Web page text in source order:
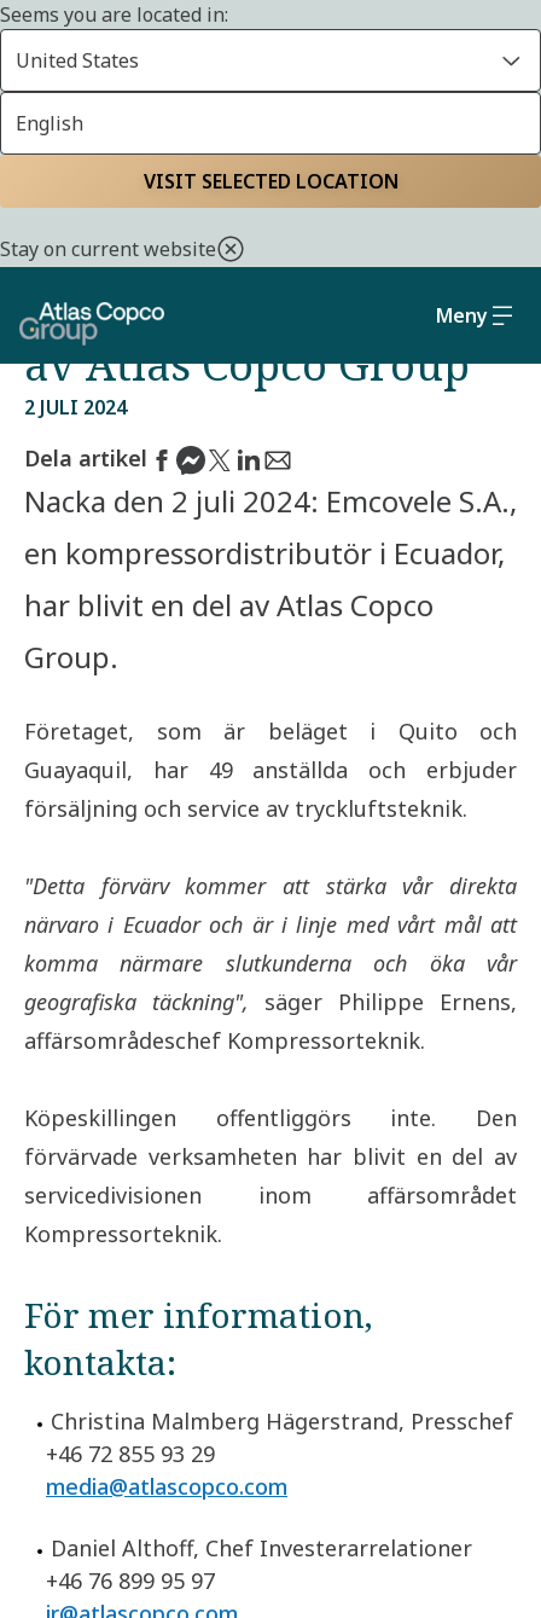
Seems you are located in:
United States
English
VISIT SELECTED LOCATION
Stay on current website
Meny
Kompressordistributör
i Ecuador har blivit del
av Atlas Copco Group
2 JULI 2024
Dela artikel
Nacka den 2 juli 2024: Emcovele S.A.,
en kompressordistributör i Ecuador,
har blivit en del av Atlas Copco
Group.
Företaget, som är beläget i Quito och
Guayaquil, har 49 anställda och erbjuder
försäljning och service av tryckluftsteknik.
"Detta förvärv kommer att stärka vår direkta
närvaro i Ecuador och är i linje med vårt mål att
komma närmare slutkunderna och öka vår
geografiska täckning", säger Philippe Ernens,
affärsområdeschef Kompressorteknik.
Köpeskillingen offentliggörs inte. Den
förvärvade verksamheten har blivit en del av
servicedivisionen inom affärsområdet
Kompressorteknik.
För mer information,
kontakta:
Christina Malmberg Hägerstrand, Presschef
+46 72 855 93 29
media@atlascopco.com
Daniel Althoff, Chef Investerarrelationer
+46 76 899 95 97